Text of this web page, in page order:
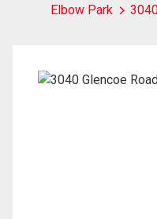
Elbow Park